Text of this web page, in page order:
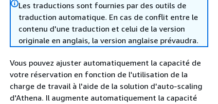
Les traductions sont fournies par des outils de
traduction automatique. En cas de conflit entre le
contenu d'une traduction et celui de la version
originale en anglais, la version anglaise prévaudra.
Vous pouvez ajuster automatiquement la capacité de
votre réservation en fonction de l'utilisation de la
charge de travail à l'aide de la solution d'auto-scaling
d'Athena. Il augmente automatiquement la capacité